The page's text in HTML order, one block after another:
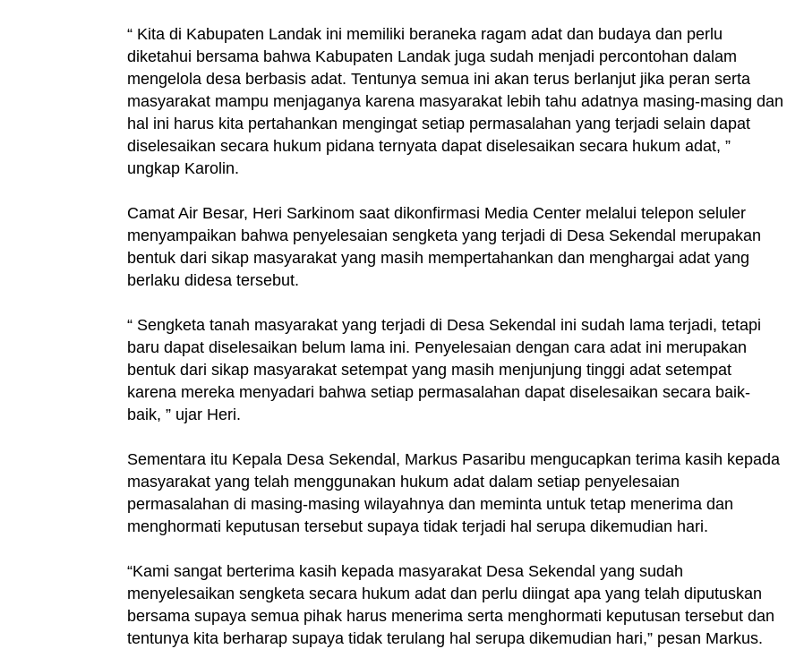
“ Kita di Kabupaten Landak ini memiliki beraneka ragam adat dan budaya dan perlu
diketahui bersama bahwa Kabupaten Landak juga sudah menjadi percontohan dalam
mengelola desa berbasis adat. Tentunya semua ini akan terus berlanjut jika peran serta
masyarakat mampu menjaganya karena masyarakat lebih tahu adatnya masing-masing dan
hal ini harus kita pertahankan mengingat setiap permasalahan yang terjadi selain dapat
diselesaikan secara hukum pidana ternyata dapat diselesaikan secara hukum adat, ”
ungkap Karolin.
Camat Air Besar, Heri Sarkinom saat dikonfirmasi Media Center melalui telepon seluler
menyampaikan bahwa penyelesaian sengketa yang terjadi di Desa Sekendal merupakan
bentuk dari sikap masyarakat yang masih mempertahankan dan menghargai adat yang
berlaku didesa tersebut.
“ Sengketa tanah masyarakat yang terjadi di Desa Sekendal ini sudah lama terjadi, tetapi
baru dapat diselesaikan belum lama ini. Penyelesaian dengan cara adat ini merupakan
bentuk dari sikap masyarakat setempat yang masih menjunjung tinggi adat setempat
karena mereka menyadari bahwa setiap permasalahan dapat diselesaikan secara baik-
baik, ” ujar Heri.
Sementara itu Kepala Desa Sekendal, Markus Pasaribu mengucapkan terima kasih kepada
masyarakat yang telah menggunakan hukum adat dalam setiap penyelesaian
permasalahan di masing-masing wilayahnya dan meminta untuk tetap menerima dan
menghormati keputusan tersebut supaya tidak terjadi hal serupa dikemudian hari.
“Kami sangat berterima kasih kepada masyarakat Desa Sekendal yang sudah
menyelesaikan sengketa secara hukum adat dan perlu diingat apa yang telah diputuskan
bersama supaya semua pihak harus menerima serta menghormati keputusan tersebut dan
tentunya kita berharap supaya tidak terulang hal serupa dikemudian hari,” pesan Markus.